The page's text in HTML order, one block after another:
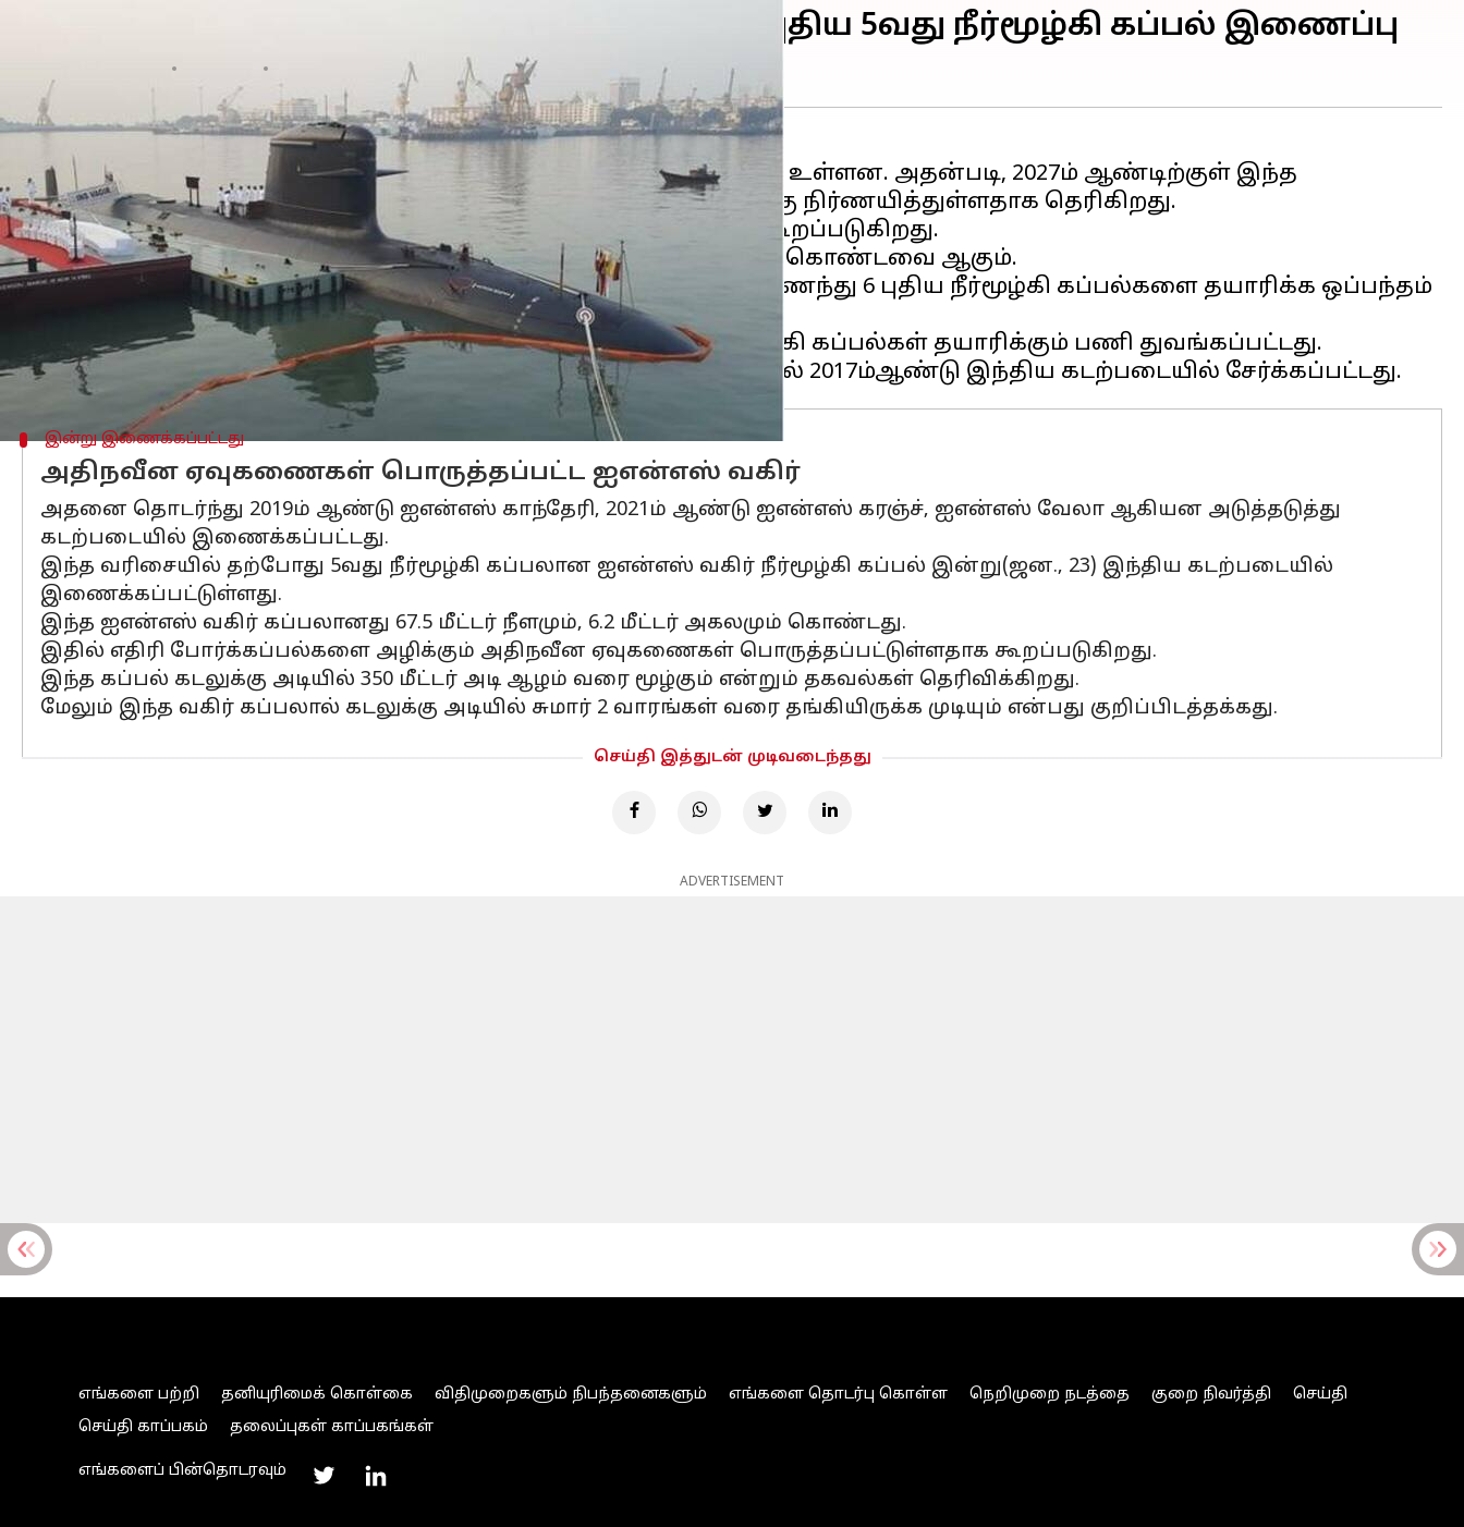
இந்திய கடற்படையில் ஐஎன்எஸ் வகிர் என்ற புதிய 5வது நீர்மூழ்கி கப்பல் இணைப்பு
செய்தி முன்னோட்டம்
இந்தியகடற்படையில் தற்போது 150க்கும் மேற்பட்ட போர் கப்பல்கள் உள்ளன. அதன்படி, 2027ம் ஆண்டிற்குள் இந்த
எண்ணிக்கையை 200ஆக உயர்த்த மத்திய பாதுகாப்பு துறை இலக்கு நிர்ணயித்துள்ளதாக தெரிகிறது.
அதே போல், கடற்படையில் 17 நீர்மூழ்கி கப்பல்கள் உள்ளன என்று கூறப்படுகிறது.
இதில் 2 நீர்மூழ்கி கப்பல்கள் அணு ஆயுத தாக்குதல் நடத்தும் திறன் கொண்டவை ஆகும்.
கடந்த 2005ம் ஆண்டு பிரான்சின் நேவல் க்ரூப் நிறுவனத்துடன் இணைந்து 6 புதிய நீர்மூழ்கி கப்பல்களை தயாரிக்க ஒப்பந்தம்
அதன் படி, கடந்த 2007ம் ஆண்டு மும்பை கட்டுமான தளத்தில் நீர்மூழ்கி கப்பல்கள் தயாரிக்கும் பணி துவங்கப்பட்டது.
இன்று இணைக்கப்பட்டது
அதிநவீன ஏவுகணைகள் பொருத்தப்பட்ட ஐஎன்எஸ் வகிர்
அதனை தொடர்ந்து 2019ம் ஆண்டு ஐஎன்எஸ் காந்தேரி, 2021ம் ஆண்டு ஐஎன்எஸ் கரஞ்ச், ஐஎன்எஸ் வேலா ஆகியன அடுத்தடுத்து
கடற்படையில் இணைக்கப்பட்டது.
இந்த வரிசையில் தற்போது 5வது நீர்மூழ்கி கப்பலான ஐஎன்எஸ் வகிர் நீர்மூழ்கி கப்பல் இன்று(ஜன., 23) இந்திய கடற்படையில்
இணைக்கப்பட்டுள்ளது.
இந்த ஐஎன்எஸ் வகிர் கப்பலானது 67.5 மீட்டர் நீளமும், 6.2 மீட்டர் அகலமும் கொண்டது.
இதில் எதிரி போர்க்கப்பல்களை அழிக்கும் அதிநவீன ஏவுகணைகள் பொருத்தப்பட்டுள்ளதாக கூறப்படுகிறது.
இந்த கப்பல் கடலுக்கு அடியில் 350 மீட்டர் அடி ஆழம் வரை மூழ்கும் என்றும் தகவல்கள் தெரிவிக்கிறது.
மேலும் இந்த வகிர் கப்பலால் கடலுக்கு அடியில் சுமார் 2 வாரங்கள் வரை தங்கியிருக்க முடியும் என்பது குறிப்பிடத்தக்கது.
செய்தி இத்துடன் முடிவடைந்தது
ADVERTISEMENT
எங்களை பற்றி தனியுரிமைக் கொள்கை விதிமுறைகளும் நிபந்தனைகளும் எங்களை தொடர்பு கொள்ள நெறிமுறை நடத்தை குறை நிவர்த்தி
செய்தி
செய்தி காப்பகம்
தலைப்புகள் காப்பகங்கள்
எங்களைப் பின்தொடரவும்